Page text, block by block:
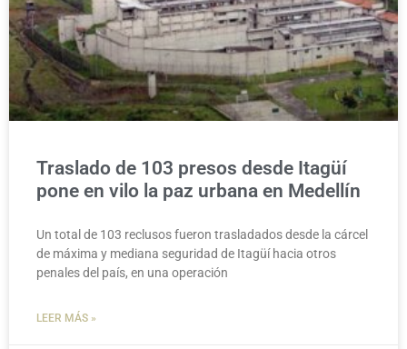
Traslado de 103 presos desde Itagüí
pone en vilo la paz urbana en Medellín
Un total de 103 reclusos fueron trasladados desde la cárcel
de máxima y mediana seguridad de Itagüí hacia otros
penales del país, en una operación
LEER MÁS »